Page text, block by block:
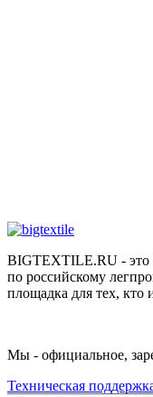
BIGTEXTILE.RU -
по российскому
площадка для тех,
Мы - официальное,
Техническая